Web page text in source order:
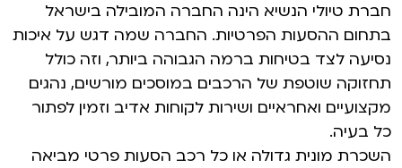
חברת טיולי הנשיא הינה החברה המובילה בישראל
בתחום ההסעות הפרטיות. החברה שמה דגש על איכות
נסיעה לצד בטיחות ברמה הגבוהה ביותר, וזה כולל
תחזוקה שוטפת של הרכבים במוסכים מורשים, נהגים
מקצועיים ואחראיים ושירות לקוחות אדיב וזמין לפתור
כל בעיה.
השכרת מונית גדולה או כל רכב הסעות פרטי מביאה